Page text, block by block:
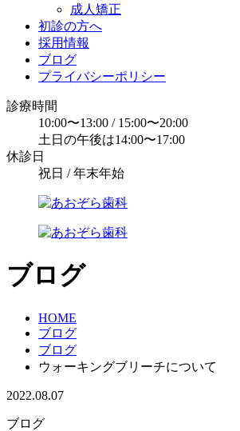
成人矯正
初診の方へ
採用情報
ブログ
プライバシーポリシー
診療時間
10:00〜13:00 / 15:00〜20:00
土日の午後は14:00〜17:00
休診日
祝日 / 年末年始
ブログ
HOME
ブログ
ブログ
ウォーキングブリーチについて
2022.08.07
ブログ